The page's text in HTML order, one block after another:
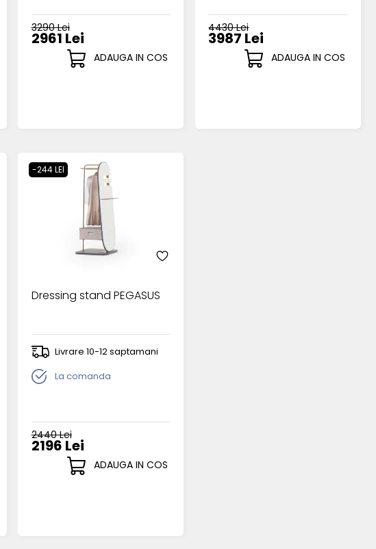
3290 Lei
2961 Lei
ADAUGA IN COS
4430 Lei
3987 Lei
ADAUGA IN COS
-244 LEI
Dressing stand PEGASUS
Livrare 10-12 saptamani
La comanda
2440 Lei
2196 Lei
ADAUGA IN COS